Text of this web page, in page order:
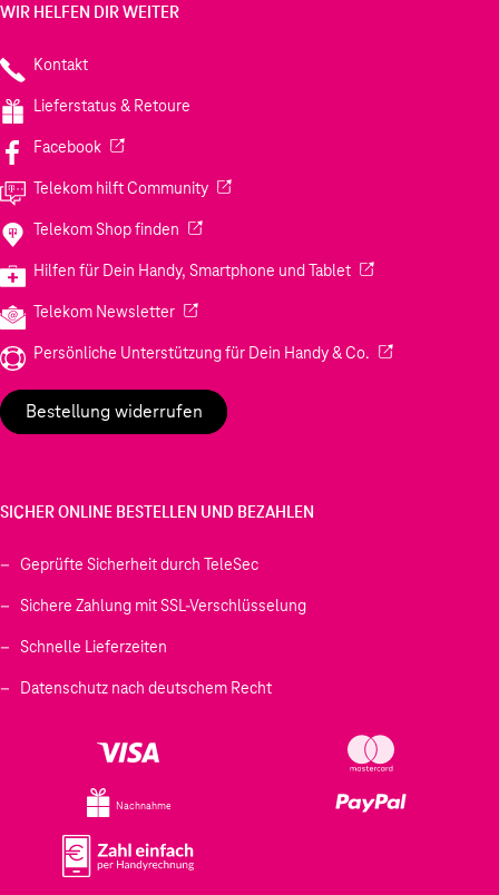
WIR HELFEN DIR WEITER
Kontakt
Lieferstatus & Retoure
Facebook(Wird in einem neuen Tab geöffnet)
Telekom hilft Community(Wird in einem neuen Tab geöffnet)
Telekom Shop finden (Wird in einem neuen Tab geöffnet)
Hilfen für Dein Handy, Smartphone und Tablet(Wird in einem
Telekom Newsletter(Wird in einem neuen Tab geöffnet)
Persönliche Unterstützung für Dein Handy & Co. (Wird in einem
Bestellung widerrufen
SICHER ONLINE BESTELLEN UND BEZAHLEN
Geprüfte Sicherheit durch TeleSec
Sichere Zahlung mit SSL-Verschlüsselung
Schnelle Lieferzeiten
Datenschutz nach deutschem Recht
Nachnahme